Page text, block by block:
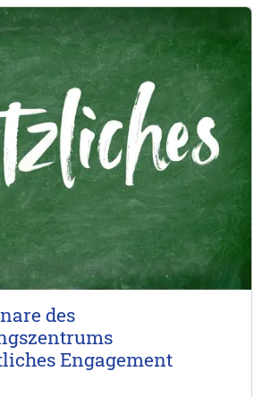
des
Engagement